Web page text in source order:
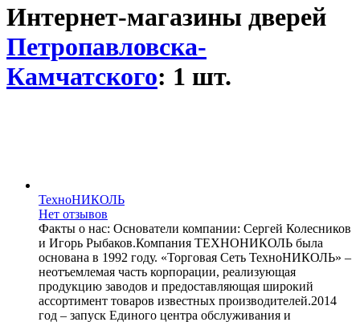
Интернет-магазины дверей
Петропавловска-
Камчатского: 1 шт.
ТехноНИКОЛЬ
Нет отзывов
Факты о нас: Основатели компании: Сергей Колесников
и Игорь Рыбаков.Компания ТЕХНОНИКОЛЬ была
основана в 1992 году. «Торговая Сеть ТехноНИКОЛЬ» –
неотъемлемая часть корпорации, реализующая
продукцию заводов и предоставляющая широкий
ассортимент товаров известных производителей.2014
год – запуск Единого центра обслуживания и